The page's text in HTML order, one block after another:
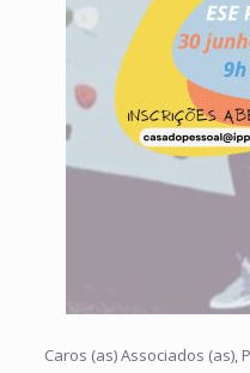
Caros (as) Associados (as),